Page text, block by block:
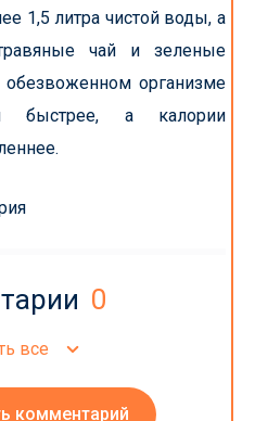
1,5 литра чистой воды, а
чай и зеленые
организме
быстрее, а калории
0
все
комментарий